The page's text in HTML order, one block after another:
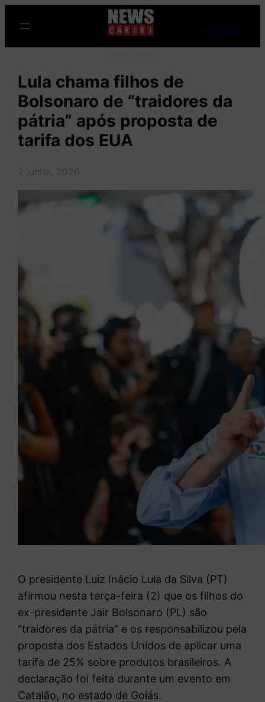
para
o
Ao Vivo
Lula chama filhos de
Bolsonaro de “traidores da
pátria” após proposta de
tarifa dos EUA
2 junho, 2026
O presidente Luiz Inácio Lula da Silva (PT)
afirmou nesta terça-feira (2) que os filhos do
ex-presidente Jair Bolsonaro (PL) são
“traidores da pátria” e os responsabilizou pela
proposta dos Estados Unidos de aplicar uma
tarifa de 25% sobre produtos brasileiros. A
declaração foi feita durante um evento em
Catalão, no estado de Goiás.